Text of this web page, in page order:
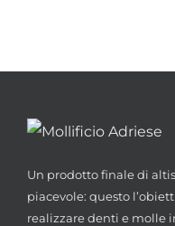
Un prodotto finale di
piacevole: questo
realizzare denti e molle